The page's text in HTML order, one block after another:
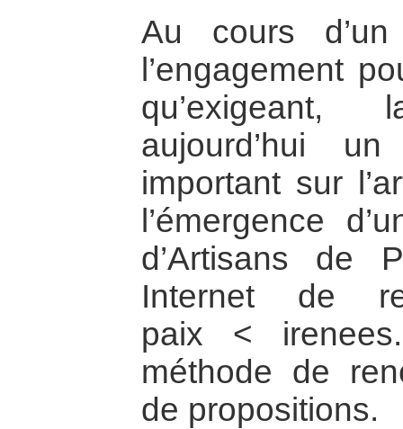
Au cours d’un
l’engagement
aujourd’hui
important sur
l’émergence
d’Artisans de
Internet de
paix <
méthode de
de propositions.